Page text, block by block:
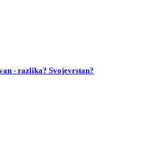
- razlika? Svojevrstan?